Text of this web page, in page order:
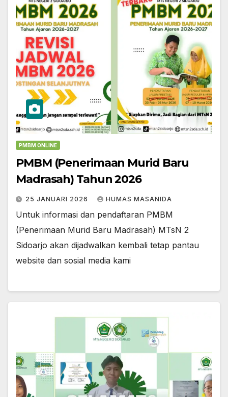
PMBM ONLINE
PMBM (Penerimaan Murid Baru
Madrasah) Tahun 2026
25 JANUARI 2026 HUMAS MASANIDA
Untuk informasi dan pendaftaran PMBM
(Penerimaan Murid Baru Madrasah) MTsN 2
Sidoarjo akan dijadwalkan kembali tetap pantau
website dan sosial media kami